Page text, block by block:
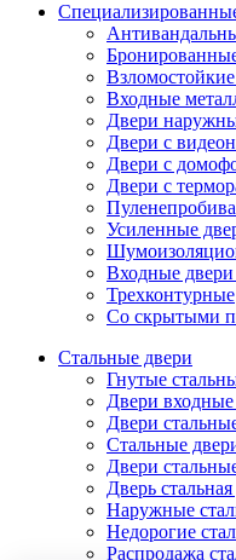
Входные
Двери
Двери с
Двери с
Двери с
Усиленные
Входные двери
Трехконтурные
Со скрытыми
Стальные двери
Гнутые
Двери входные
Двери
Стальные
Двери
Дверь
Наружные
Недорогие
Распродажа